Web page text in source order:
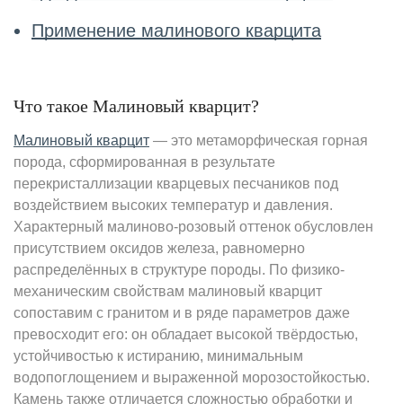
Применение малинового кварцита
Что такое Малиновый кварцит?
Малиновый кварцит — это метаморфическая горная
порода, сформированная в результате
перекристаллизации кварцевых песчаников под
воздействием высоких температур и давления.
Характерный малиново-розовый оттенок обусловлен
присутствием оксидов железа, равномерно
распределённых в структуре породы. По физико-
механическим свойствам малиновый кварцит
сопоставим с гранитом и в ряде параметров даже
превосходит его: он обладает высокой твёрдостью,
устойчивостью к истиранию, минимальным
водопоглощением и выраженной морозостойкостью.
Камень также отличается сложностью обработки и